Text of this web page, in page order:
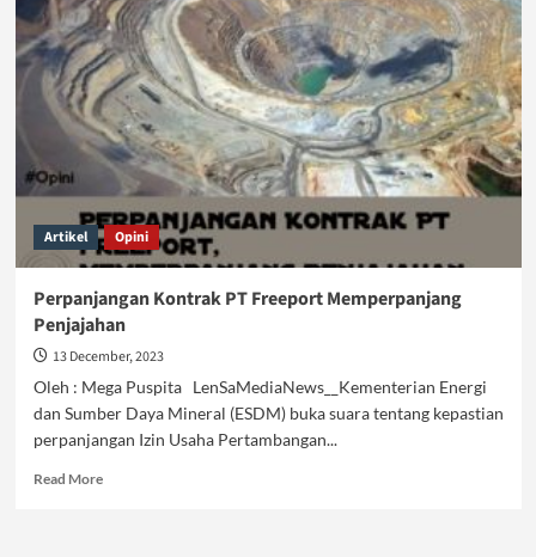
PT
Freeport
Indonesia
Bukan
Solusi
Tepat
Artikel Opini
Perpanjangan Kontrak PT Freeport Memperpanjang
Penjajahan
13 December, 2023
Oleh : Mega Puspita LenSaMediaNews__Kementerian Energi
dan Sumber Daya Mineral (ESDM) buka suara tentang kepastian
perpanjangan Izin Usaha Pertambangan...
Read MoreRead